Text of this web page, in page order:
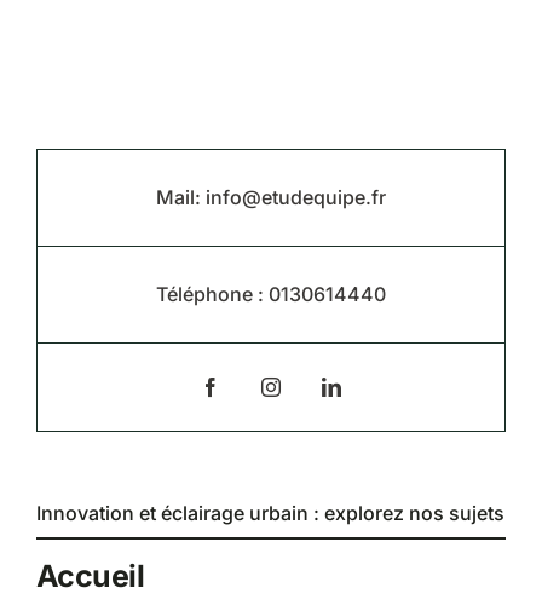
Mail: info@etudequipe.fr
Téléphone : 0130614440
Innovation et éclairage urbain : explorez nos sujets
Accueil